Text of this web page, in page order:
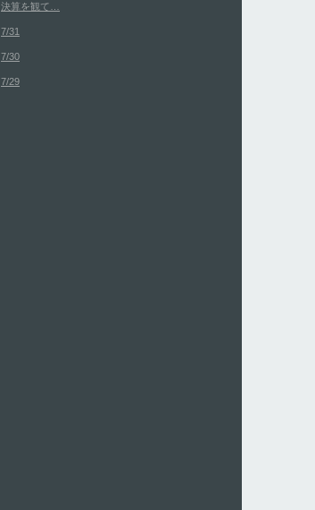
決算を観て…
7/31
7/30
7/29